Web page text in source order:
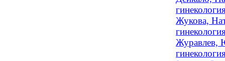
Жукова,
Журавлев,